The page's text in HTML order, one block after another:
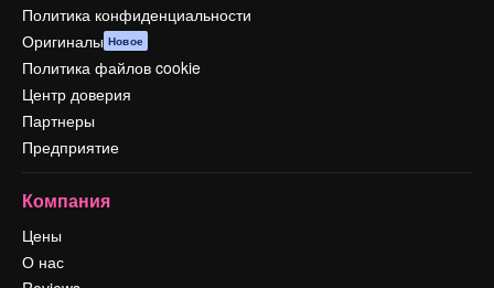
Политика конфиденциальности
Оригиналы Новое
Политика файлов cookie
Центр доверия
Партнеры
Предприятие
Компания
Цены
О нас